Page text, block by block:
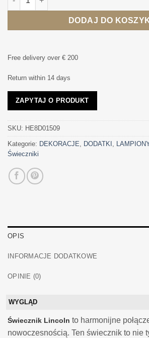
DODAJ DO
Free delivery over € 200
Return within 14 days
ZAPYTAJ O PRODUKT
SKU: HE8D01509
Kategorie: DEKORACJE DODATKI
Świeczniki
OPIS
INFORMACJE DODATKOWE
OPINIE (0)
WYGLĄD
Świecznik Lincoln to harmonijne
nowoczesnością. Ten świecznik to nie